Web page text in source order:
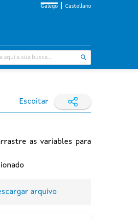
Galego Castellano
Escoitar
as variables para
arquivo